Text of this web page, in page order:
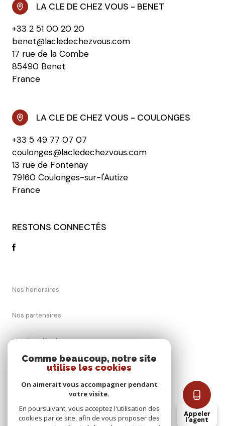
Appeler
l'agent
LA CLE DE CHEZ VOUS - BENET
+33 2 51 00 20 20
benet@lacledechezvous.com
17 rue de la Combe
85490 Benet
France
LA CLE DE CHEZ VOUS - COULONGES
+33 5 49 77 07 07
coulonges@lacledechezvous.com
13 rue de Fontenay
79160 Coulonges-sur-l'Autize
France
RESTONS CONNECTÉS
Nos honoraires
Nos partenaires
Mentions légales
Cookies
Comme beaucoup, notre site
utilise les cookies
On aimerait vous accompagner pendant
votre visite.
En poursuivant, vous acceptez l'utilisation des
cookies par ce site, afin de vous proposer des